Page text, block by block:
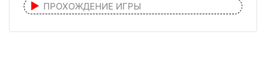
ПРОХОЖДЕНИЕ ИГРЫ